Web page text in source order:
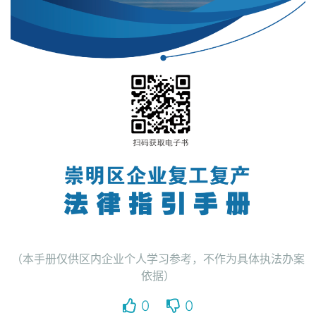
（本手册仅供区内企业个人学习参考，不作为具体执法办案
依据）
0 0